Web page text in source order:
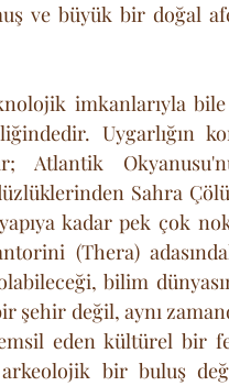
ve büyük bir doğal
imkanlarıyla
Uygarlığın
Atlantik
Sahra
(Thera)
bilim
şehir değil, aynı
eden kültürel bir
bir buluş